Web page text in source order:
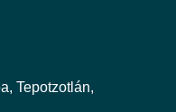
Tepotzotlán,